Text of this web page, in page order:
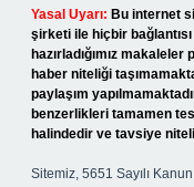
Yasal Uyarı: Bu internet
şirketi ile hiçbir
hazırladığımız
haber niteliği
paylaşım
benzerlikleri tamamen
halindedir ve tavsiye
Sitemiz, 5651 Sayılı